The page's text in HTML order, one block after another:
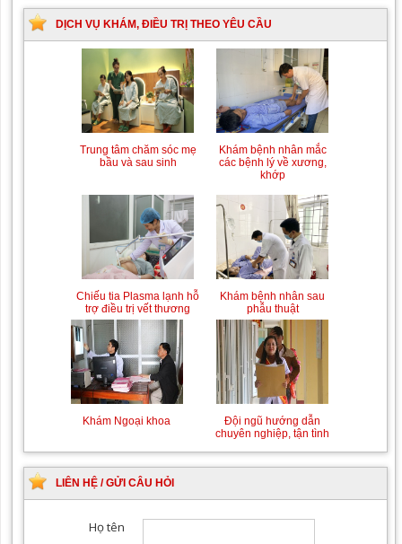
DỊCH VỤ KHÁM, ĐIỀU TRỊ THEO YÊU CẦU
Trung tâm chăm sóc mẹ
bầu và sau sinh
Khám bệnh nhân mắc
các bệnh lý về xương,
khớp
Chiếu tia Plasma lạnh hỗ
trợ điều trị vết thương
Khám bệnh nhân sau
phẫu thuật
Khám Ngoại khoa
Đội ngũ hướng dẫn
chuyên nghiệp, tận tình
LIÊN HỆ / GỬI CÂU HỎI